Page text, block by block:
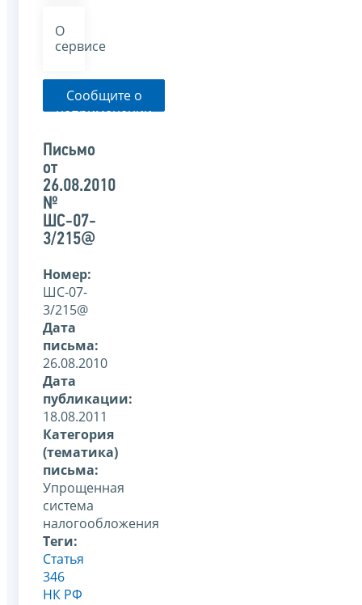
О
сервисе
Сообщите о
неприменении
органом
письма
Письмо
от
26.08.2010
№
ШС-07-
3/215@
Номер:
ШС-07-
3/215@
Дата
письма:
26.08.2010
Дата
публикации:
18.08.2011
Категория
(тематика)
письма:
Упрощенная
система
налогообложения
Теги:
Статья
346
НК РФ